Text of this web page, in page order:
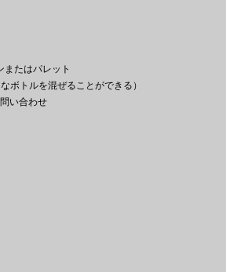
またはパレット
ボトルを混ぜることができる）
い合わせ